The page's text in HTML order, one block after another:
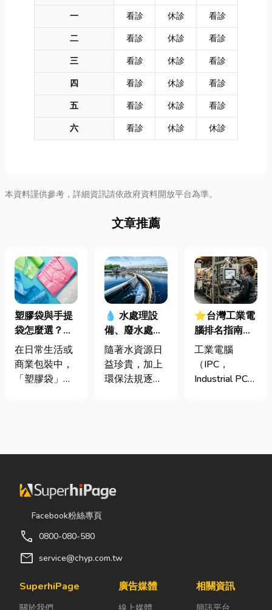
一
看診 休診
看診
二
看診 休診
看診
三
看診 休診
看診
四
看診 休診
看診
五
看診 休診
看診
六
看診 休診 休診
本資料謹供參考，詳細資訊請依政府資料開放平台為準。
文章推薦
塑膠袋與手提
袋怎麼選？材
質、用途與耐
重度一次看懂
在日常生活或
商業包裝中，
「塑膠袋」與
具，但實際上
能力與使用場
景上，其實差
異非常大。如
影響使用便利
性，還可能造
商品損壞。 這
💧 水處理設
備、廢水處理
工程與回收水
工程完整解析
｜打造高效率
隨著水資源日
益珍貴，加上
環保法規逐漸
資源管理。透
不僅能改善水
程與回收水工
成本，實現節
⭐台灣工業電
腦排名指南：
台灣三大工業
電腦龍頭有哪
些？工廠採購
工業電腦
（IPC，
Industrial PC）
的硬體運算平
機無法應付高
Facebook粉絲專頁
call 0800-080-580
mail service@chyp.com.tw
SuperhiPage
關於我們
廣告媒體
線上媒體
相關資訊
簡訊平台